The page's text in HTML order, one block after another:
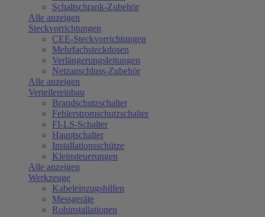
Schaltschrank-Zubehör
Alle anzeigen
Steckvorrichtungen
CEE-Steckvorrichtungen
Mehrfachsteckdosen
Verlängerungsleitungen
Netzanschluss-Zubehör
Alle anzeigen
Verteilereinbau
Brandschutzschalter
Fehlerstromschutzschalter
FI-LS-Schalter
Hauptschalter
Installationsschütze
Kleinsteuerungen
Alle anzeigen
Werkzeuge
Kabeleinzugshilfen
Messgeräte
Rohinstallationen